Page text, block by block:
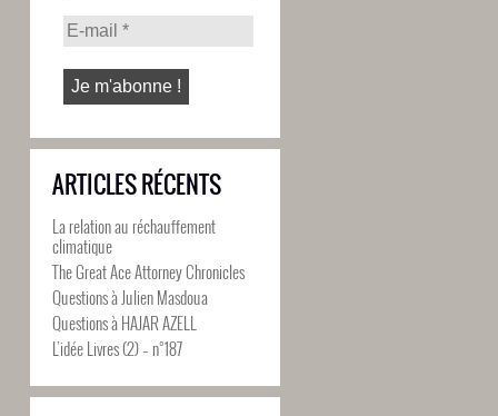
ARTICLES RÉCENTS
La relation au réchauffement
climatique
The Great Ace Attorney Chronicles
Questions à Julien Masdoua
Questions à HAJAR AZELL
L’idée Livres (2) – n°187